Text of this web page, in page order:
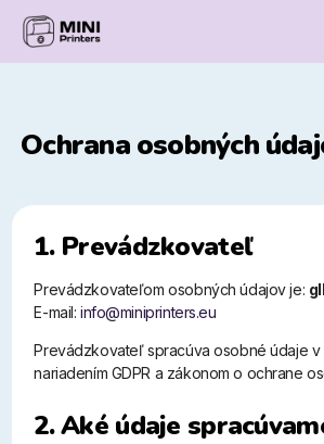
Ochrana osobných
1. Prevádzkovateľ
Prevádzkovateľom osobných údajov je:
E-mail: info@miniprinters.eu
Prevádzkovateľ spracúva osobné údaje v
nariadením GDPR a zákonom o ochrane
2. Aké údaje